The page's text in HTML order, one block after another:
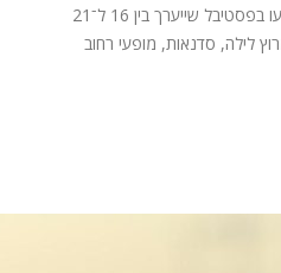
אתניקס, טונה, ישי ריבו, אושר כהן, יובל המבולבל, מני ממטרה ועוד יופיעו בפסטיבל שייערך בין 16 ל־21
לילה, סדנאות, מופעי רחוב